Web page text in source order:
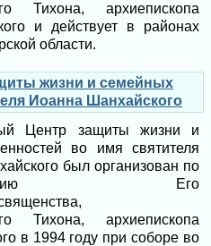
Тихона, архиепископа
и действует в районах
области.
жизни и семейных
Иоанна Шанхайского
Центр защиты жизни и
во имя святителя
был организован по
Его
Тихона, архиепископа
в 1994 году при соборе во